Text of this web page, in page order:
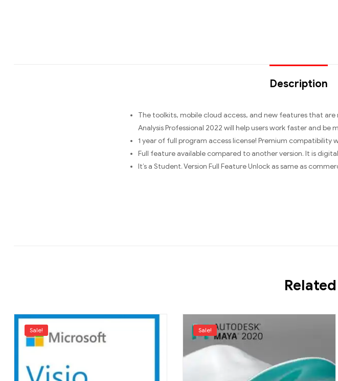
Description
The toolkits, mobile cloud access, and new features that
Analysis Professional 2022 will help users work faster and be
1 year of full program access license! Premium compatibility
Full feature available compared to another version. It is
It’s a Student. Version Full Feature Unlock as same as
Sale! Sale!